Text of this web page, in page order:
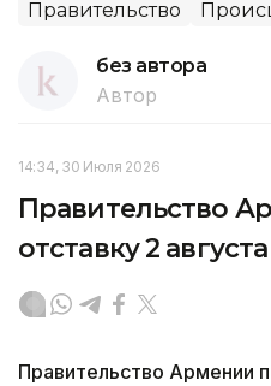
Правительство
без автора
Автор
14:34, 30 Июля 2026
Правительство
отставку 2 августа
Правительство Армении